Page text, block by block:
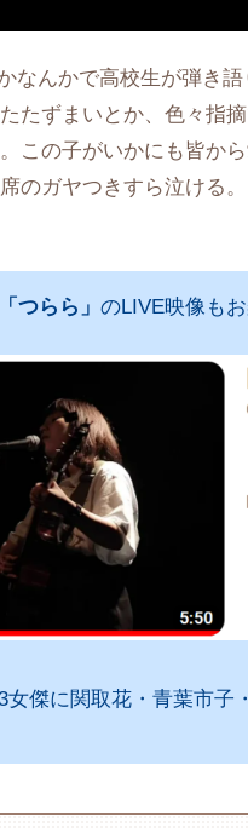
なんかで高校生が弾き
たずまいとか、色々指
この子がいかにも皆か
のガヤつきすら泣ける
つらら」 のLIVE映像も
傑に関取花・青葉市子